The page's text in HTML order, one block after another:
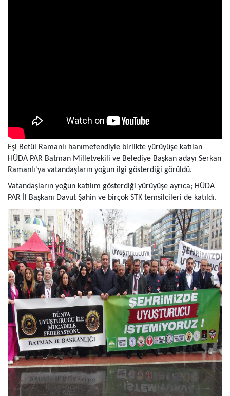
Eşi Betül Ramanlı hanımefendiyle birlikte yürüyüşe katılan
HÜDA PAR Batman Milletvekili ve Belediye Başkan adayı Serkan
Ramanlı'ya vatandaşların yoğun ilgi gösterdiği görüldü.
Vatandaşların yoğun katılım gösterdiği yürüyüşe ayrıca; HÜDA
PAR İl Başkanı Davut Şahin ve birçok STK temsilcileri de katıldı.